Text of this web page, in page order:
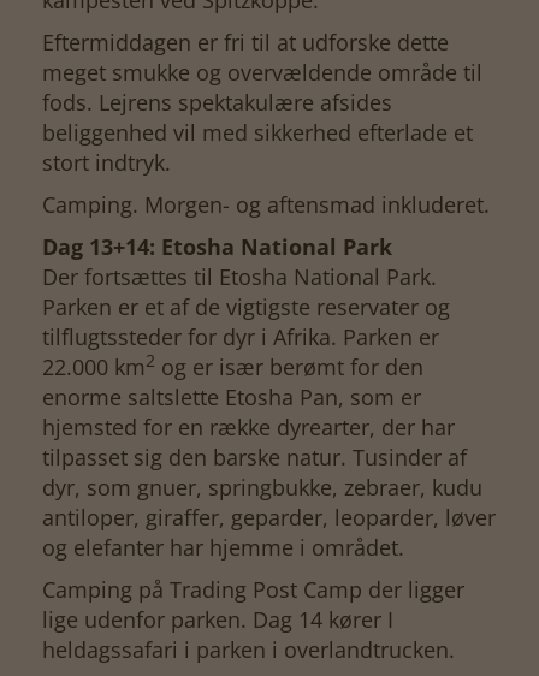
Eftermiddagen er fri til at udforske dette
meget smukke og overvældende område til
fods. Lejrens spektakulære afsides
beliggenhed vil med sikkerhed efterlade et
stort indtryk.
Camping. Morgen- og aftensmad inkluderet.
Dag 13+14: Etosha National Park
Der fortsættes til Etosha National Park.
Parken er et af de vigtigste reservater og
tilflugtssteder for dyr i Afrika. Parken er
22.000 km2 og er især berømt for den
enorme saltslette Etosha Pan, som er
hjemsted for en række dyrearter, der har
tilpasset sig den barske natur. Tusinder af
dyr, som gnuer, springbukke, zebraer, kudu
antiloper, giraffer, geparder, leoparder, løver
og elefanter har hjemme i området.
Camping på Trading Post Camp der ligger
lige udenfor parken. Dag 14 kører I
heldagssafari i parken i overlandtrucken.